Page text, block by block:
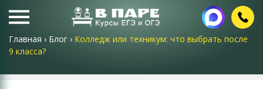
Главная › Блог › Колледж или техникум: что выбрать после
9 класса?